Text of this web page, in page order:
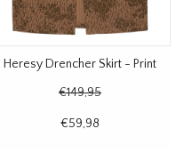
Heresy Drencher Skirt - Print
€149,95
€59,98